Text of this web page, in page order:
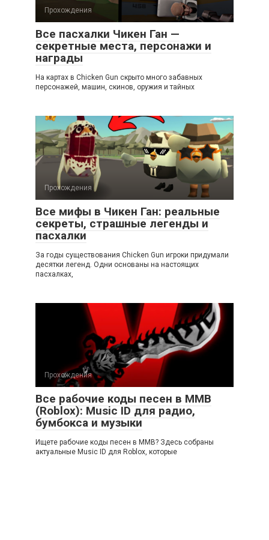
Прохождения
Все пасхалки Чикен Ган —
секретные места, персонажи и
награды
На картах в Chicken Gun скрыто много забавных
персонажей, машин, скинов, оружия и тайных
Прохождения
Все мифы в Чикен Ган: реальные
секреты, страшные легенды и
пасхалки
За годы существования Chicken Gun игроки придумали
десятки легенд. Одни основаны на настоящих
пасхалках,
Прохождения
Все рабочие коды песен в ММВ
(Roblox): Music ID для радио,
бумбокса и музыки
Ищете рабочие коды песен в ММВ? Здесь собраны
актуальные Music ID для Roblox, которые